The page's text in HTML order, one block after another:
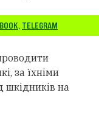
, TELEGRAM
за їхніми
шкідників на